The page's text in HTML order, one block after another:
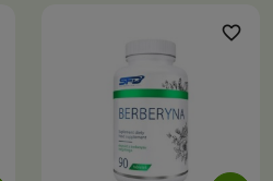
favorite_border